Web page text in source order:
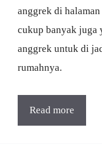
anggrek di
cukup banyak juga
anggrek untuk di
rumahnya.
Read more